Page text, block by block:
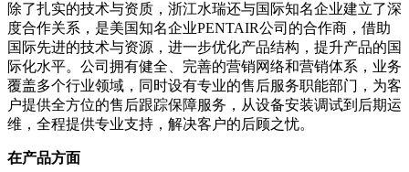
除了扎实的技术与资质，浙江水瑞还与国际知名企业建立了深
度合作关系，是美国知名企业PENTAIR公司的合作商，借助
国际先进的技术与资源，进一步优化产品结构，提升产品的国
际化水平。公司拥有健全、完善的营销网络和营销体系，业务
覆盖多个行业领域，同时设有专业的售后服务职能部门，为客
户提供全方位的售后跟踪保障服务，从设备安装调试到后期运
维，全程提供专业支持，解决客户的后顾之忧。
在产品方面